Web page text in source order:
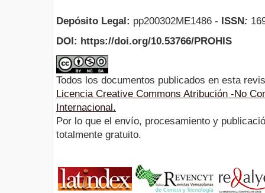
Depósito Legal: pp200302ME1486 - ISSN:
DOI: https://doi.org/10.53766/PROHIS
Todos los documentos publicados en esta
Licencia Creative Commons Atribución -No
Internacional.
Por lo que el envío, procesamiento y
totalmente gratuito.